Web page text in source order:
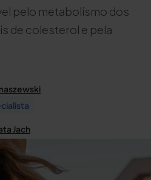
pelo metabolismo dos
de colesterol e pela
Jach